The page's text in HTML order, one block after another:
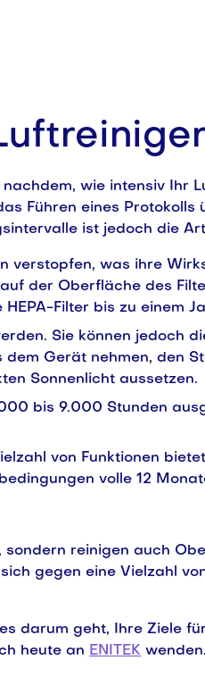
wie intensiv Ihr
Führen eines
ist jedoch die
verstopfen, was ihre
der Oberfläche des
Filter bis zu einem
Sie können jedoch
Gerät nehmen, den
Sonnenlicht aussetzen.
bis 9.000 Stunden
von Funktionen
volle 12
reinigen auch
gegen eine Vielzahl
darum geht, Ihre Ziele
heute an ENITEK wenden.